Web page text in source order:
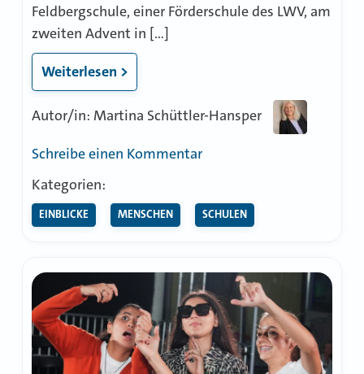
Feldbergschule, einer Förderschule des LWV, am
zweiten Advent in […]
Weiterlesen >
Autor/in: Martina Schüttler-Hansper
Schreibe einen Kommentarzu
stärken
Guatemala
Kategorien:
EINBLICKE MENSCHEN SCHULEN